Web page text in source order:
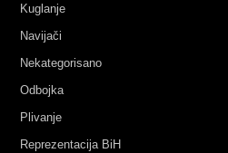
Kuglanje
Navijači
Nekategorisano
Odbojka
Plivanje
Reprezentacija BiH